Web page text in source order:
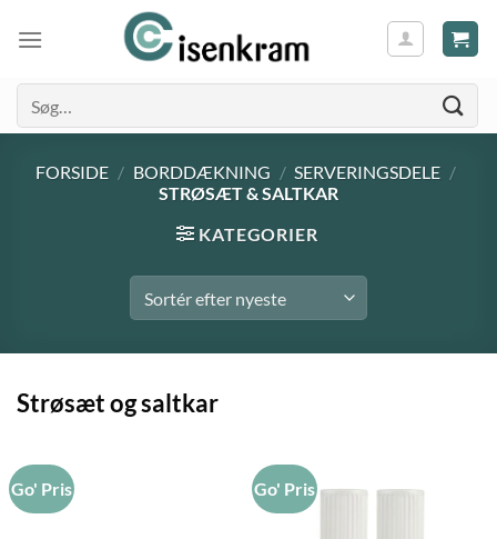
efter:
FORSIDE / BORDDÆKNING / SERVERINGSDELE /
STRØSÆT & SALTKAR
KATEGORIER
Strøsæt og saltkar
Go' Pris Go' Pris